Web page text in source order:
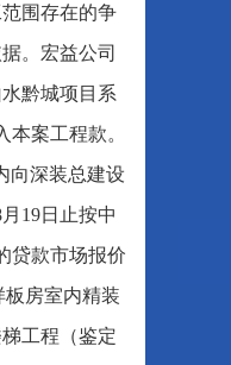
围存在的争
。宏益公司
黔城项目系
案工程款。
向深装总建设
19日止按中
贷款市场报价
房室内精装
工程（鉴定